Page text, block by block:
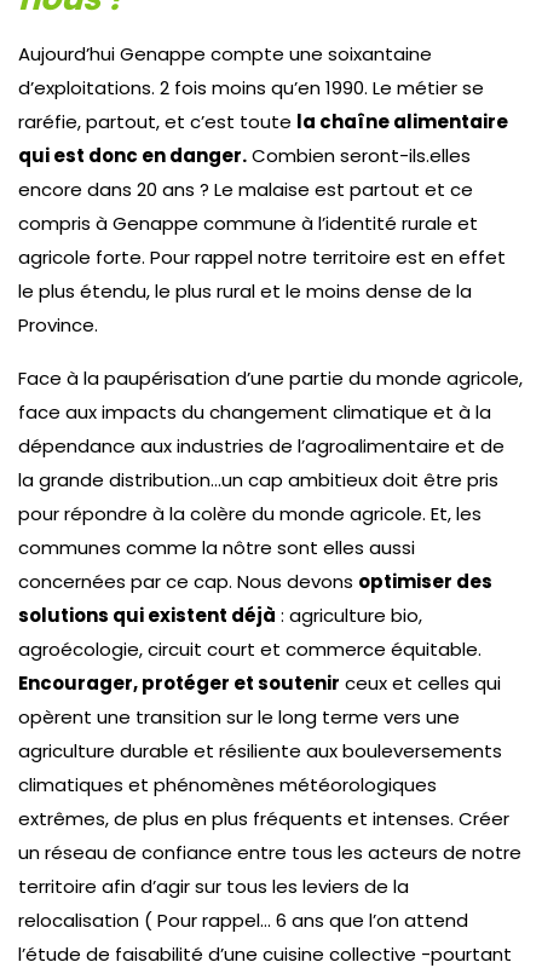
Aujourd’hui Genappe compte une soixantaine
d’exploitations. 2 fois moins qu’en 1990. Le métier se
raréfie, partout, et c’est toute la chaîne alimentaire
qui est donc en danger.Combien seront-ils.elles
encore dans 20 ans ? Le malaise est partout et ce
compris à Genappe commune à l’identité rurale et
agricole forte. Pour rappel notre territoire est en effet
le plus étendu, le plus rural et le moins dense de la
Province.
Face à la paupérisation d’une partie du monde agricole,
face aux impacts du changement climatique et à la
dépendance aux industries de l’agroalimentaire et de
la grande distribution…un cap ambitieux doit être pris
pour répondre à la colère du monde agricole. Et, les
communes comme la nôtre sont elles aussi
concernées par ce cap. Nous devons optimiser des
solutions qui existent déjà : agriculture bio,
agroécologie, circuit court et commerce équitable.
Encourager, protéger et soutenir ceux et celles qui
opèrent une transition sur le long terme vers une
agriculture durable et résiliente aux bouleversements
climatiques et phénomènes météorologiques
extrêmes, de plus en plus fréquents et intenses. Créer
un réseau de confiance entre tous les acteurs de notre
territoire afin d’agir sur tous les leviers de la
relocalisation ( Pour rappel… 6 ans que l’on attend
l’étude de faisabilité d’une cuisine collective -pourtant